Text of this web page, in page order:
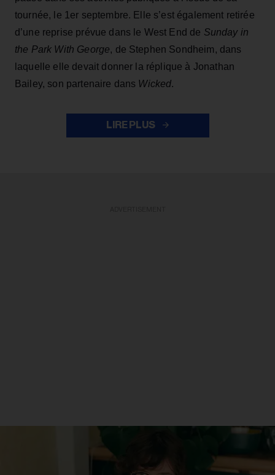
tournée, le 1er septembre. Elle s’est également retirée
d’une reprise prévue dans le West End de Sunday in
the Park With George, de Stephen Sondheim, dans
laquelle elle devait donner la réplique à Jonathan
Bailey, son partenaire dans Wicked.
LIRE PLUS